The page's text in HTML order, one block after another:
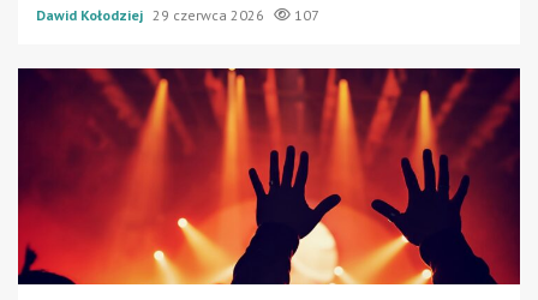
Dawid Kołodziej 29 czerwca 2026 107